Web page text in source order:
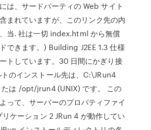
は、サードパーティの Web サイト
まれていますが、このリンク先の内
当. 社は一切 index.html から無償
できます。) Building J2EE 1.3 仕様
トしています。30 日間にかぎり接
のインストール先は、C:\JRun4
は /opt/jrun4 (UNIX) です。 この
って、サーバーのプロパティファイ
ケーション 2 JRun 4 が動作してい